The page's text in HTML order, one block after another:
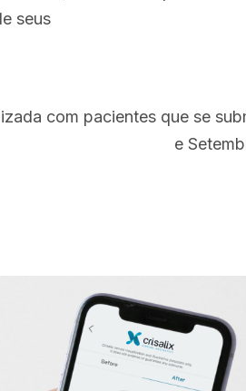
seus
com pacientes que se
e